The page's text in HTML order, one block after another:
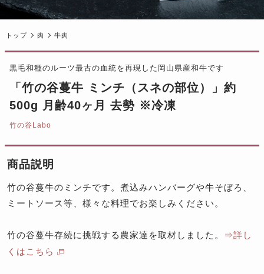
トップ 肉 牛肉
黒毛和種のルーツ最古の血統を再現した岡山県産和牛です
「竹の谷蔓牛 ミンチ（スネの部位）」約
500g 月齢40ヶ月 去勢 ※冷凍
竹の谷Labo
商品説明
竹の谷蔓牛のミンチです。煮込みハンバーグや牛そぼろ、
ミートソース等、様々な料理でお楽しみください。
竹の谷蔓牛存続に挑戦する農家達を取材しました。
⇒詳し
くはこちら